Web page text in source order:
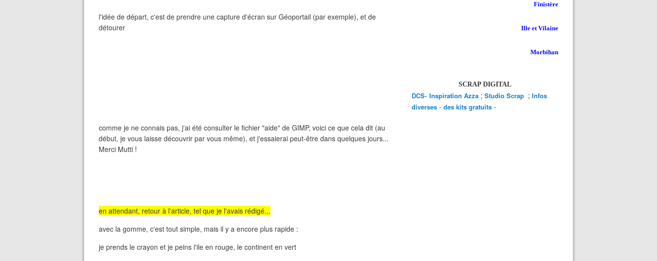
l'idée de départ, c'est de prendre une capture d'écran sur Géoportail (par exemple), et de
détourer
comme je ne connais pas, j'ai été consulter le fichier "aide" de GIMP, voici ce que cela dit (au
début, je vous laisse découvrir par vous même), et j'essaierai peut-être dans quelques jours...
Merci Mutti !
en attendant, retour à l'article, tel que je l'avais rédigé...
avec la gomme, c'est tout simple, mais il y a encore plus rapide :
je prends le crayon et je peins l'ile en rouge, le continent en vert
Finistère
Ille et Vilaine
Morbihan
SCRAP DIGITAL
DCS- Inspiration Azza ; Studio Scrap ; Infos
diverses - des kits gratuits -